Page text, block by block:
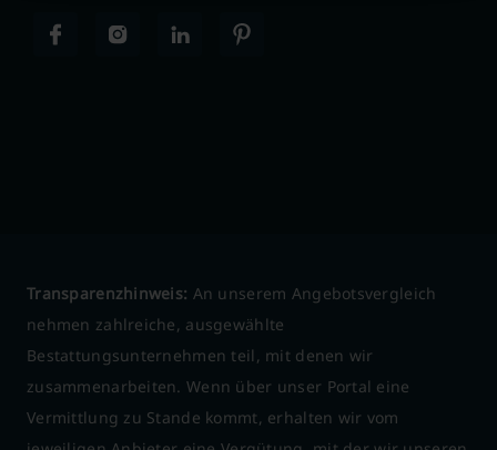
Transparenzhinweis: An unserem Angebotsvergleich
nehmen zahlreiche, ausgewählte
Bestattungsunternehmen teil, mit denen wir
zusammenarbeiten. Wenn über unser Portal eine
Vermittlung zu Stande kommt, erhalten wir vom